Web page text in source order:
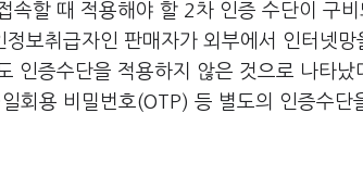
할 때 적용해야 할 2차 인증 수단이 구비
보취급자인 판매자가 외부에서 인터넷망
인증수단을 적용하지 않은 것으로 나타났
회용 비밀번호(OTP) 등 별도의 인증수단